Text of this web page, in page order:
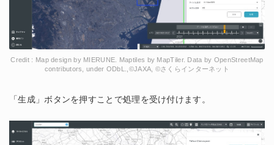
Credit : Map design by MIERUNE. Maptiles by MapTiler. Data by OpenStreetMap
contributors, under ODbL.,©JAXA, ©さくらインターネット
「生成」ボタンを押すことで処理を受け付けます。